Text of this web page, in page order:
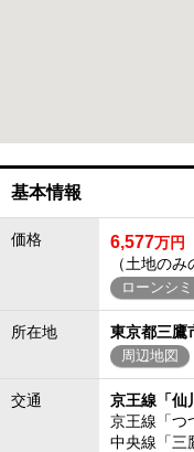
基本情報
価格 6,577万円
（土地のみ
ローンシ
所在地 東京都三鷹
周辺地図
交通
京王線「仙
京王線「つ
中央線「三